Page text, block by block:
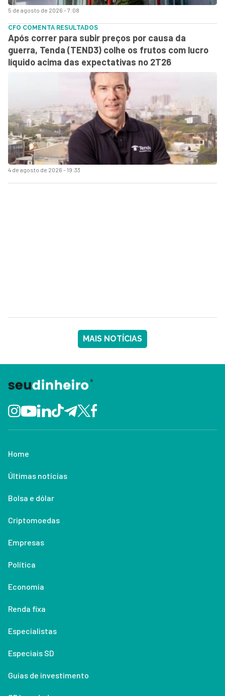
5 de agosto de 2026 - 7:08
4 de agosto de 2026 - 19:33
CFO COMENTA RESULTADOS
Após correr para subir preços por causa da
guerra, Tenda (TEND3) colhe os frutos com lucro
líquido acima das expectativas no 2T26
MAIS NOTÍCIAS
Home
Últimas notícias
Bolsa e dólar
Criptomoedas
Empresas
Política
Economia
Renda fixa
Especialistas
Especiais SD
Guias de investimento